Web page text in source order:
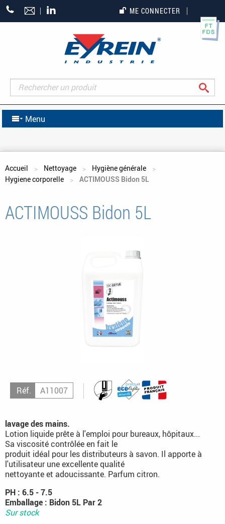
+33
(0)5
ME CONNECTER
Menu
Vous êtes ici
Accueil Nettoyage
Hygiène générale
Hygiene corporelle
ACTIMOUSS Bidon 5L
ACTIMOUSS Bidon 5L
Réf. A11007
lavage des mains.
Lotion liquide prête à l'emploi pour bureaux, hôpitaux...
Sa viscosité contrôlée en fait le
produit idéal pour les distributeurs à savon. Il apporte à
l'utilisateur une excellente qualité
nettoyante et adoucissante. Parfum citron.
PH : 6.5 - 7.5
Emballage : Bidon 5L Par 2
Sur stock